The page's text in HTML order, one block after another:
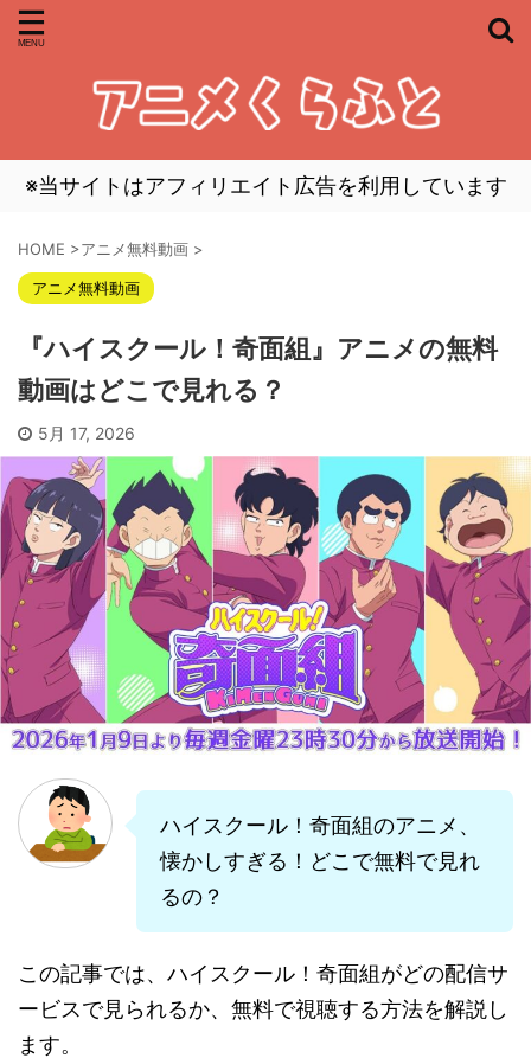
※当サイトはアフィリエイト広告を利用しています
HOME >アニメ無料動画 >
アニメ無料動画
『ハイスクール！奇面組』アニメの無料
動画はどこで見れる？
5月 17, 2026
ハイスクール！奇面組のアニメ、
懐かしすぎる！どこで無料で見れ
るの？
この記事では、ハイスクール！奇面組がどの配信サ
ービスで見られるか、無料で視聴する方法を解説し
ます。